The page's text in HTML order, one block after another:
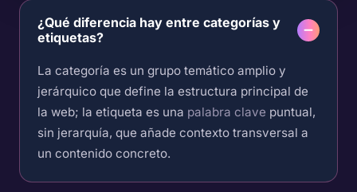
¿Qué diferencia hay entre categorías y
etiquetas?
La categoría es un grupo temático amplio y
jerárquico que define la estructura principal de
la web; la etiqueta es una palabra clave puntual,
sin jerarquía, que añade contexto transversal a
un contenido concreto.